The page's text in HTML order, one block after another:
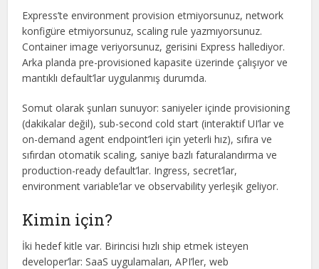
Express’te environment provision etmiyorsunuz, network
konfigüre etmiyorsunuz, scaling rule yazmıyorsunuz.
Container image veriyorsunuz, gerisini Express hallediyor.
Arka planda pre-provisioned kapasite üzerinde çalışıyor ve
mantıklı default’lar uygulanmış durumda.
Somut olarak şunları sunuyor: saniyeler içinde provisioning
(dakikalar değil), sub-second cold start (interaktif UI’lar ve
on-demand agent endpoint’leri için yeterli hız), sıfıra ve
sıfırdan otomatik scaling, saniye bazlı faturalandırma ve
production-ready default’lar. Ingress, secret’lar,
environment variable’lar ve observability yerleşik geliyor.
Kimin için?
İki hedef kitle var. Birincisi hızlı ship etmek isteyen
developer’lar: SaaS uygulamaları, API’ler, web